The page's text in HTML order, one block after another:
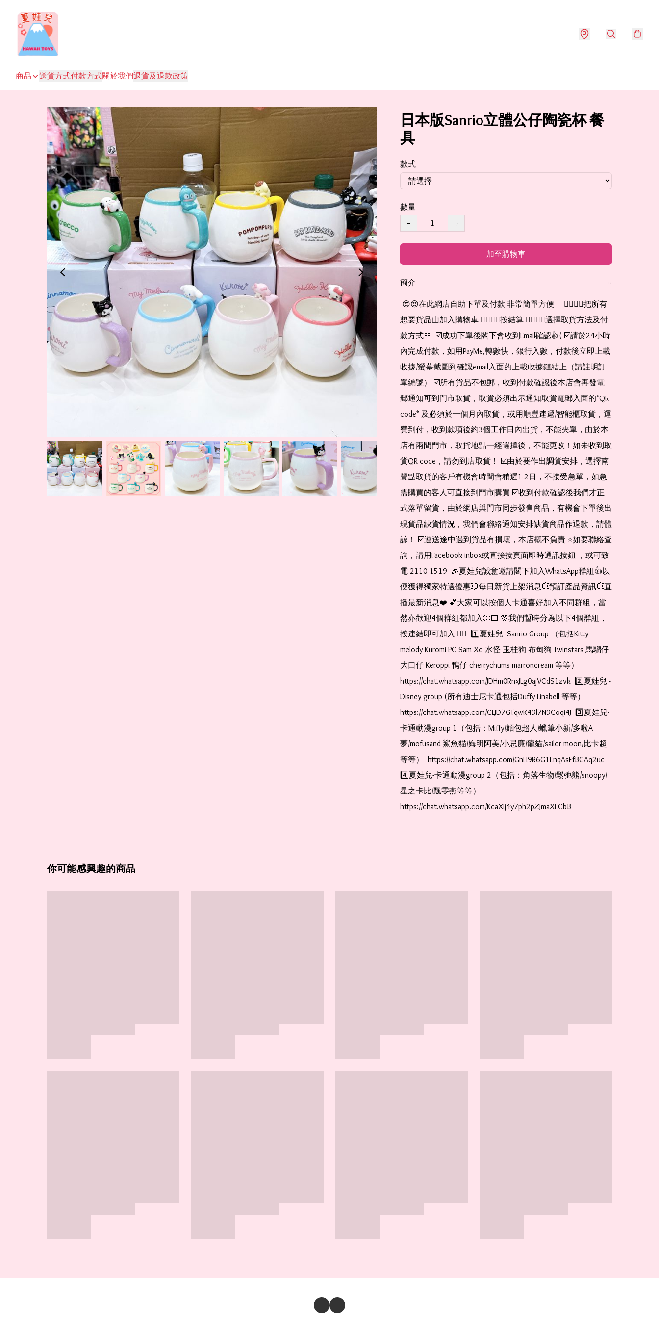
商品 送貨方式付款方式關於我們退貨及退款政策
日本版Sanrio立體公仔陶瓷杯 餐
具
款式
數量
−
+
加至購物車
簡介 −
想要貨品山加入購物車 👉🏻👉🏻按結算 👉🏻👉🏻選擇取貨方法及付
款方式🎀  ☑️成功下單後閣下會收到Email確認👍( ☑️請於24小時
內完成付款，如用PayMe,轉數快，銀行入數，付款後立即上載
收據/螢幕截圖到確認email入面的上載收據鏈結上（請註明訂
單編號） ☑️所有貨品不包郵，收到付款確認後本店會再發電
郵通知可到門市取貨，取貨必須出示通知取貨電郵入面的*QR
code* 及必須於一個月內取貨，或用順豐速遞/智能櫃取貨，運
費到付，收到款項後約3個工作日內出貨，不能夾單，由於本
店有兩間門市，取貨地點一經選擇後，不能更改！如未收到取
貨QR code，請勿到店取貨！ ☑️由於要作出調貨安排，選擇南
豐點取貨的客戶有機會時間會稍遲1-2日，不接受急單，如急
需購買的客人可直接到門市購買 ☑️收到付款確認後我們才正
式落單留貨，由於網店與門市同步發售商品，有機會下單後出
現貨品缺貨情況，我們會聯絡通知安排缺貨商品作退款，請體
諒！ ☑️運送途中遇到貨品有損壞，本店概不負責 ⭐️如要聯絡查
詢，請用Facebook inbox或直接按頁面即時通訊按鈕 ，或可致
電 2110 1519  🎉夏娃兒誠意邀請閣下加入WhatsApp群組👍以
便獲得獨家特選優惠💥每日新貨上架消息💥預訂產品資訊💥直
播最新消息❤️ 💕大家可以按個人卡通喜好加入不同群組，當
然亦歡迎4個群組都加入👏🏻 🌸我們暫時分為以下4個群組，
按連結即可加入 👇🏻  1️⃣夏娃兒 -Sanrio Group （包括Kitty
melody Kuromi PC Sam Xo 水怪 玉桂狗 布甸狗 Twinstars 馬騮仔
大口仔 Keroppi 鴨仔 cherrychums marroncream 等等）
https://chat.whatsapp.com/JDHm0RnxJLg0ajVCdS1zvk  2️⃣夏娃兒 -
Disney group (所有迪士尼卡通包括Duffy Linabell 等等）
https://chat.whatsapp.com/CLJD7GTqwK49l7N9Coqi4J  3️⃣夏娃兒-
卡通動漫group 1（包括：Miffy/麵包超人/蠟筆小新/多啦A
夢/mofusand 鯊魚貓/娒明阿美/小忌廉/龍貓/sailor moon/比卡超
等等）  https://chat.whatsapp.com/GnH9R6G1EnqAsFfBCAq2uc
4️⃣夏娃兒-卡通動漫group 2（包括：角落生物/鬆弛熊/snoopy/
星之卡比/飄零燕等等）
https://chat.whatsapp.com/KcaXIj4y7ph2pZJmaXECbB
你可能感興趣的商品